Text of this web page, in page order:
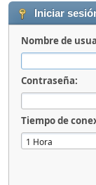
Iniciar
Nombre de
Contraseña:
Tiempo de